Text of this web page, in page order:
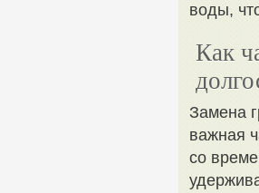
воды,
Как
Замена
важная
со